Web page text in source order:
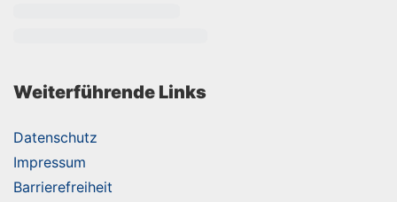
Weiterführende Links
Datenschutz
Impressum
Barrierefreiheit